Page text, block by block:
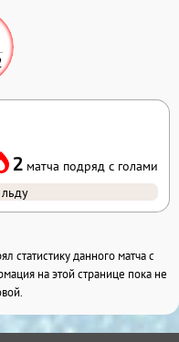
2 матча подряд с голами
статистику данного матча с
на этой странице пока не